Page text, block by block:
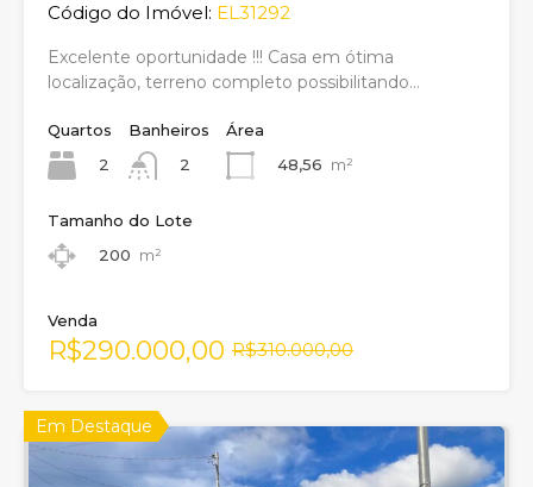
Código do Imóvel: EL31292
Excelente oportunidade !!! Casa em ótima
localização, terreno completo possibilitando…
Quartos
2
Banheiros
2
Área
48,56 m²
Tamanho do Lote
200 m²
Venda
R$290.000,00 R$310.000,00
Em Destaque